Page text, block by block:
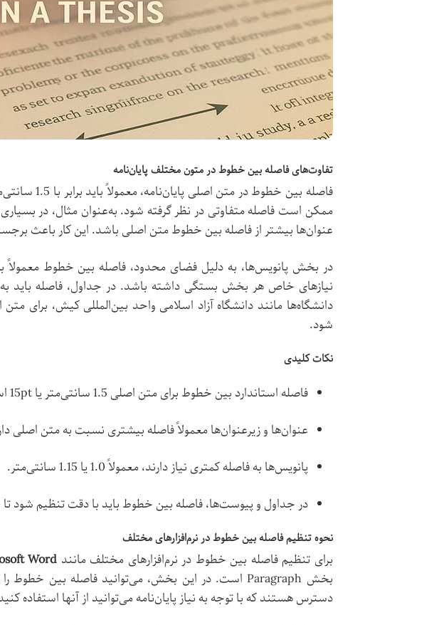
تفاوت‌های فاصله بین خطوط در متون مختلف پایان‌نامه
ممکن است فاصله متفاوتی در نظر گرفته شود. به‌عنوان مثال، در
عنوان‌ها بیشتر از فاصله بین خطوط متن اصلی باشد. این کار باعث
نیازهای خاص هر بخش بستگی داشته باشد. در جداول، فاصله باید
دانشگاه‌ها مانند دانشگاه آزاد اسلامی واحد بین‌المللی کیش، برای
شود.
نکات کلیدی
فاصله استاندارد بین خطوط برای متن اصلی 1.5 سانتی‌متر یا 15pt است.
عنوان‌ها و زیرعنوان‌ها معمولاً فاصله بیشتری نسبت به متن اصلی
پانویس‌ها به فاصله کمتری نیاز دارند، معمولاً 1.0 یا 1.15 سانتی‌متر.
در جداول و پیوست‌ها، فاصله بین خطوط باید با دقت تنظیم شود
نحوه تنظیم فاصله بین خطوط در نرم‌افزارهای مختلف
برای تنظیم فاصله بین خطوط در نرم‌افزارهای مختلف مانند Word
دسترس هستند که با توجه به نیاز پایان‌نامه می‌توانید از آنها استفاده